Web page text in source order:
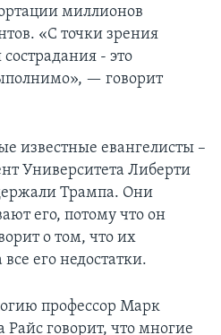
миллионов
«С точки зрения
- это
— говорит
известные евангелисты –
Университета Либерти
Трампа. Они
его, потому что он
о том, что их
его недостатки.
профессор Марк
говорит, что многие